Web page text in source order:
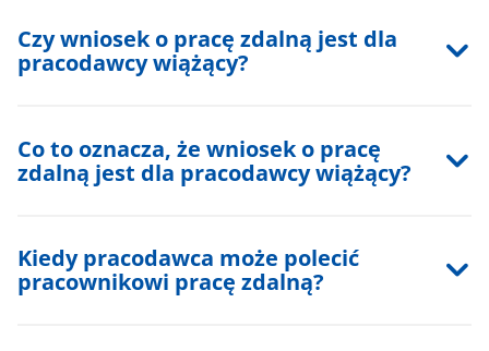
Czy wniosek o pracę zdalną jest dla
pracodawcy wiążący?
Co to oznacza, że wniosek o pracę
zdalną jest dla pracodawcy wiążący?
Kiedy pracodawca może polecić
pracownikowi pracę zdalną?